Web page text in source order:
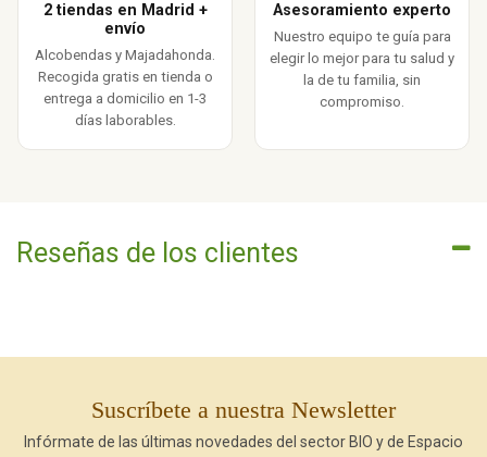
2 tiendas en Madrid +
envío
Alcobendas y Majadahonda.
Recogida gratis en tienda o
entrega a domicilio en 1-3
días laborables.
Asesoramiento experto
Nuestro equipo te guía para
elegir lo mejor para tu salud y
la de tu familia, sin
compromiso.
Reseñas de los clientes
Suscríbete a nuestra Newsletter
Infórmate de las últimas novedades del sector BIO y de Espacio